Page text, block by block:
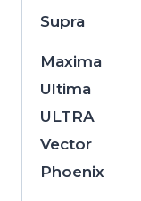
Supra
Maxima
Ultima
ULTRA
Vector
Phoenix